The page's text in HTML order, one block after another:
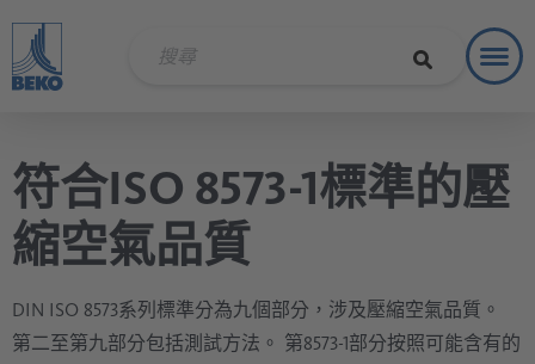
解決
符合ISO 8573-1標準的壓
縮空氣品質
DIN ISO 8573系列標準分為九個部分，涉及壓縮空氣品質。
第二至第九部分包括測試方法。 第8573-1部分按照可能含有的